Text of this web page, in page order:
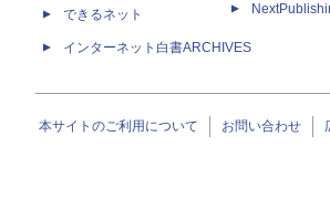
できるネット
インターネット白書ARCHIVES
本サイトのご利用について お問い合わせ